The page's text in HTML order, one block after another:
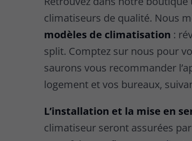
climatiseurs de qualité. Nous
modèles de climatisation :
split. Comptez sur nous pour
saurons vous recommander
logement et vos bureaux,
L’installation et la mise en
climatiseur seront assurées